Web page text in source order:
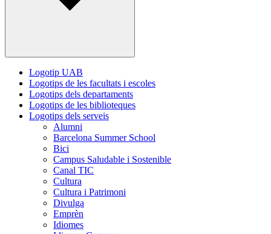
Logotip UAB
Logotips de les facultats i escoles
Logotips dels departaments
Logotips de les biblioteques
Logotips dels serveis
Alumni
Barcelona Summer School
Bici
Campus Saludable i Sostenible
Canal TIC
Cultura
Cultura i Patrimoni
Divulga
Emprèn
Idiomes